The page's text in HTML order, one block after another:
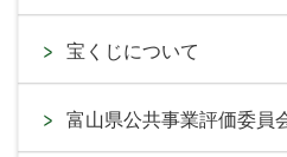
宝くじについて
富山県公共事業評価委員